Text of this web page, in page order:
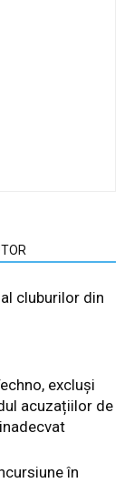
cluburilor din
excluși
acuzațiilor de
în